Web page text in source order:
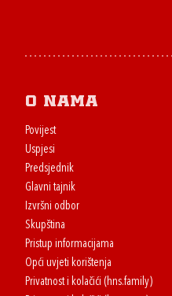
O nama
Povijest
Uspjesi
Predsjednik
Glavni tajnik
Izvršni odbor
Skupština
Pristup informacijama
Opći uvjeti korištenja
Privatnost i kolačići (hns.family)